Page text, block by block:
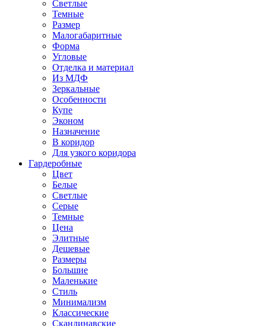
Светлые
Темные
Размер
Малогабаритные
Форма
Угловые
Отделка и материал
Из МДФ
Зеркальные
Особенности
Купе
Эконом
Назначение
В коридор
Для узкого коридора
Гардеробные
Цвет
Белые
Светлые
Серые
Темные
Цена
Элитные
Дешевые
Размеры
Большие
Маленькие
Стиль
Минимализм
Классические
Скандинавские